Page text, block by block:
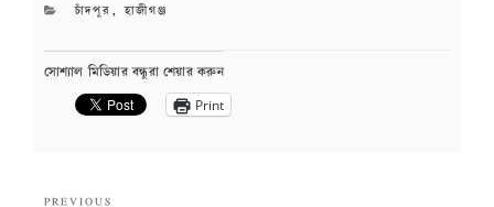
CATEGORIES
চাঁদপুর ,হাজীগঞ্জ
সোশ্যাল মিডিয়ার বন্ধুরা শেয়ার করুন
Print
PREVIOUS